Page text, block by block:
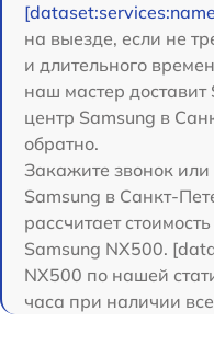
на выезде, если не
и длительного
наш мастер
центр Samsung в
обратно.
Закажите звонок
Samsung в Санкт-
рассчитает
Samsung NX500.
NX500 по нашей
часа при наличии